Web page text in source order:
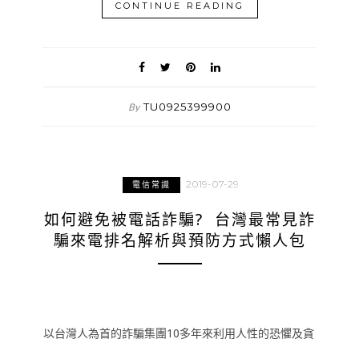
CONTINUE READING
By TU0925399900
電信常識 2019-07-29
如何避免被電話詐騙? 台灣最常見詐
騙來電排名解析與預防方式懶人包
以台灣人為首的詐騙集團10多年來利用人性的恐懼及貪